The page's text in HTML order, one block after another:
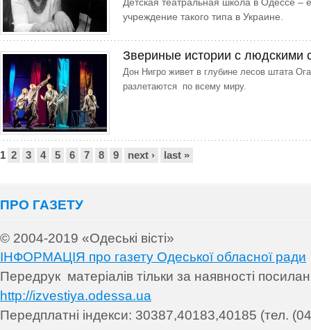
учреждение такого типа в Украине.
Звериные истории с людскими
Дон Нигро живет в глубине лесов штата
разлетаются по всему миру.
Сторінки
1 2 3 4 5 6 7 8 9 next › last »
ПРО ГАЗЕТУ
© 2004-2019 «Одеські вісті»
ІНФОРМАЦІЯ про газету Одеської обласної ради
Передрук матеріалів тільки за наявності
http://izvestiya.odessa.ua
Передплатні індекси: 30387,40183,40185 (тел.